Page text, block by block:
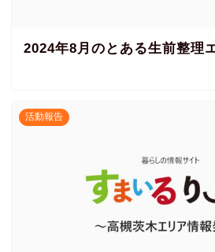
2024年8月のとある生前整理
活動報告